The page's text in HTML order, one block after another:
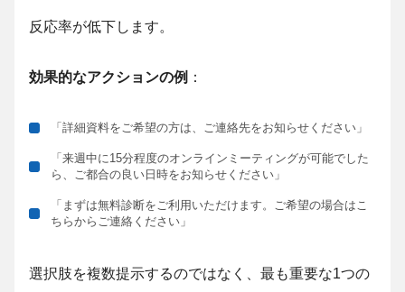
反応率が低下します。
効果的なアクションの例 ：
「詳細資料をご希望の方は、ご連絡先をお知らせください」
「来週中に15分程度のオンラインミーティングが可能でした
ら、ご都合の良い日時をお知らせください」
「まずは無料診断をご利用いただけます。ご希望の場合はこ
ちらからご連絡ください」
選択肢を複数提示するのではなく、最も重要な1つの